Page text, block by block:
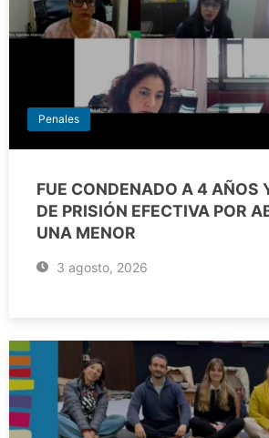
Penales
FUE CONDENADO A 4 AÑOS
DE PRISIÓN EFECTIVA POR
UNA MENOR
3 agosto, 2026